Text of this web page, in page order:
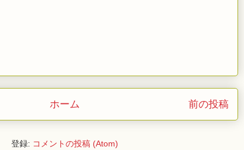
前の投稿
ホーム
登録: コメントの投稿 (Atom)